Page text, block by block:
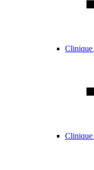
Clinique
Clinique